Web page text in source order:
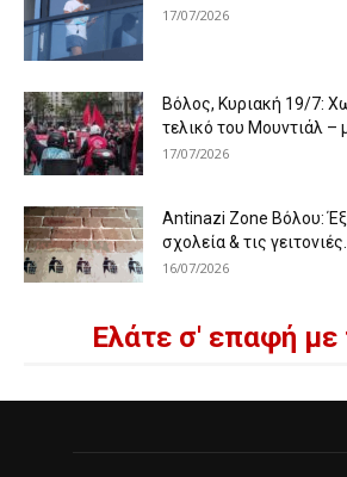
17/07/2026
Βόλος, Κυριακή 19/7:
τελικό του Μουντιάλ –
17/07/2026
Antinazi Zone Βόλου:
σχολεία & τις γειτονιές...
16/07/2026
Ελάτε σ' επαφή με